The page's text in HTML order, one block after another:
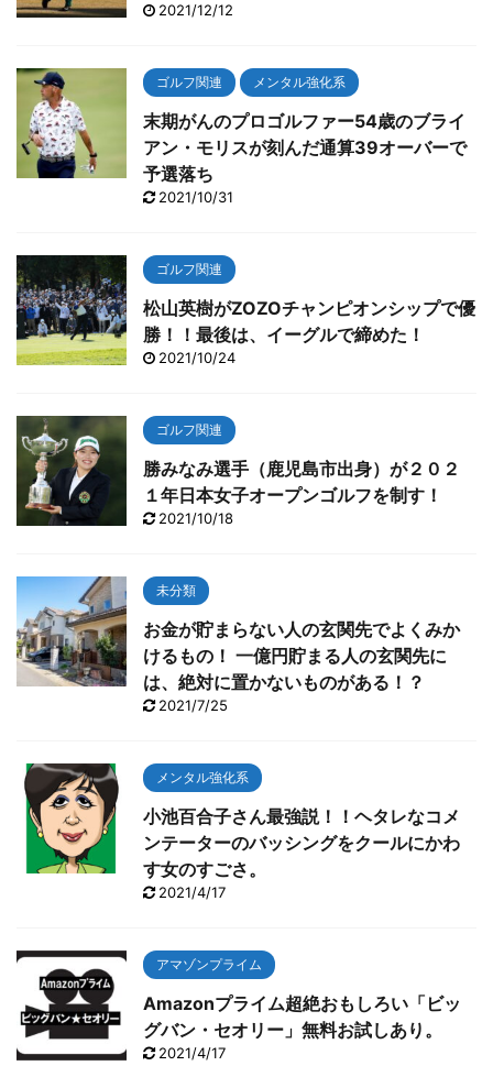
2021/12/12
ゴルフ関連 メンタル強化系
末期がんのプロゴルファー54歳のブライ
アン・モリスが刻んだ通算39オーバーで
予選落ち
2021/10/31
ゴルフ関連
松山英樹がZOZOチャンピオンシップで優
勝！！最後は、イーグルで締めた！
2021/10/24
ゴルフ関連
勝みなみ選手（鹿児島市出身）が２０２
１年日本女子オープンゴルフを制す！
2021/10/18
未分類
お金が貯まらない人の玄関先でよくみか
けるもの！ 一億円貯まる人の玄関先に
は、絶対に置かないものがある！？
2021/7/25
メンタル強化系
小池百合子さん最強説！！ヘタレなコメ
ンテーターのバッシングをクールにかわ
す女のすごさ。
2021/4/17
アマゾンプライム
Amazonプライム超絶おもしろい「ビッ
グバン・セオリー」無料お試しあり。
2021/4/17